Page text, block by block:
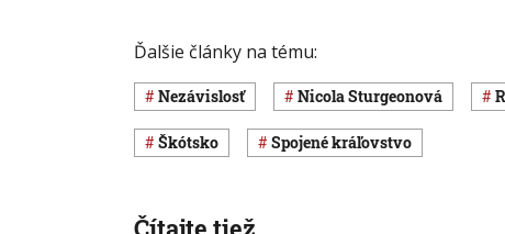
Ďalšie články na tému:
nezávislosť Nicola Sturgeonová
Škótsko Spojené kráľovstvo